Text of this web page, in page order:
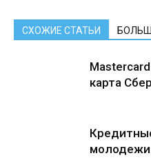
СХОЖИЕ СТАТЬИ
карта
молодежи